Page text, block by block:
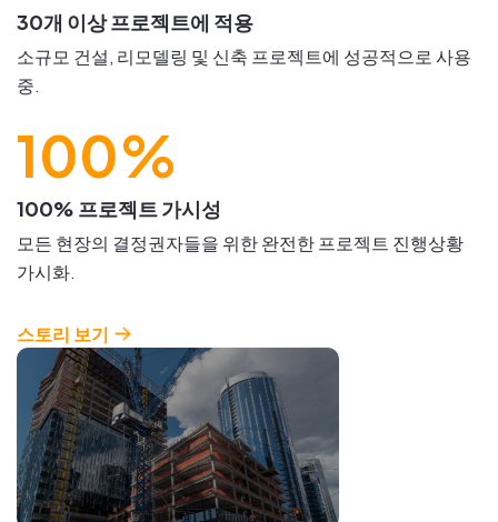
30개 이상 프로젝트에 적용
소규모 건설, 리모델링 및 신축 프로젝트에 성공적으로 사용
중.
100%
100% 프로젝트 가시성
모든 현장의 결정권자들을 위한 완전한 프로젝트 진행상황
가시화.
스토리 보기